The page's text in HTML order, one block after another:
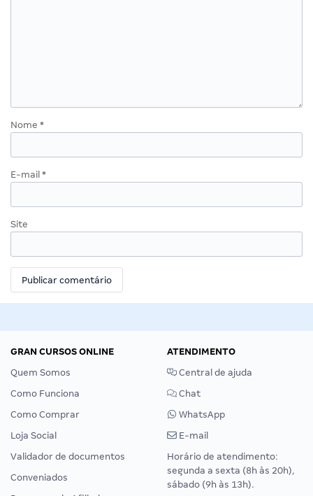
Nome *
E-mail *
Site
GRAN CURSOS ONLINE
Quem Somos
Como Funciona
Como Comprar
Loja Social
Validador de documentos
Conveniados
ATENDIMENTO
Central de ajuda
Chat
WhatsApp
E-mail
Horário de atendimento:
segunda a sexta (8h às 20h),
sábado (9h às 13h).